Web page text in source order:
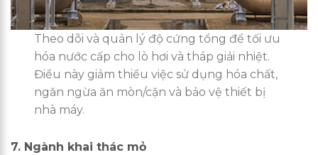
Theo dõi và quản lý độ cứng tổng để tối ưu
hóa nước cấp cho lò hơi và tháp giải nhiệt.
Điều này giảm thiểu việc sử dụng hóa chất,
ngăn ngừa ăn mòn/cặn và bảo vệ thiết bị
nhà máy.
7. Ngành khai thác mỏ